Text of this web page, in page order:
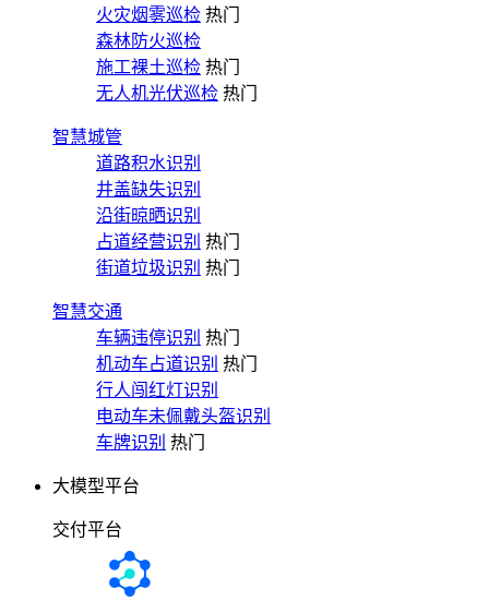
火灾烟雾巡检 热门
森林防火巡检
施工裸土巡检 热门
无人机光伏巡检 热门
智慧城管
道路积水识别
井盖缺失识别
沿街晾晒识别
占道经营识别 热门
街道垃圾识别 热门
智慧交通
车辆违停识别 热门
机动车占道识别 热门
行人闯红灯识别
电动车未佩戴头盔识别
车牌识别 热门
大模型平台
交付平台